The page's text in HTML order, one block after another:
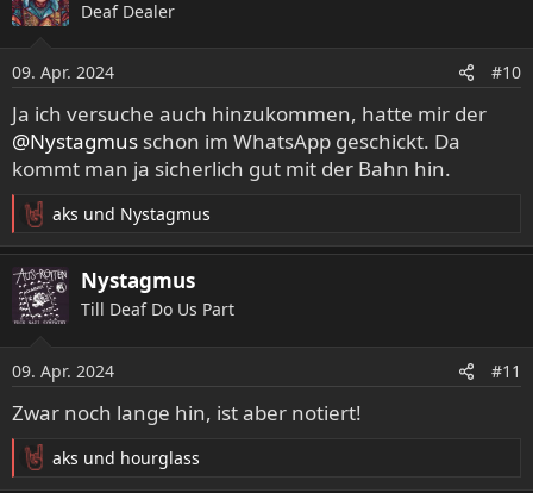
t
o
n
e
n
:
Deaf Dealer
09. Apr. 2024 #10
Ja ich versuche auch hinzukommen, hatte mir der
@Nystagmus schon im WhatsApp geschickt. Da
kommt man ja sicherlich gut mit der Bahn hin.
R
e
a
k
t
n
e
n
aks und Nystagmus
Nystagmus
Till Deaf Do Us Part
09. Apr. 2024 #11
Zwar noch lange hin, ist aber notiert!
R
aks und hourglass